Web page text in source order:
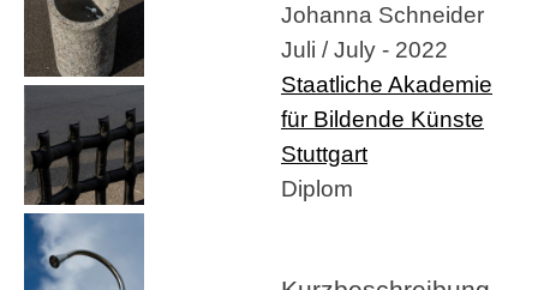
Johanna Schneider
Juli / July - 2022
Staatliche Akademie
für Bildende Künste
Stuttgart
Diplom